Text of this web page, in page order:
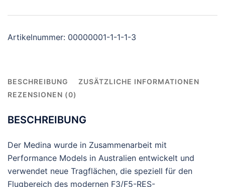
2m
Menge
Artikelnummer: 00000001-1-1-1-3
BESCHREIBUNG
ZUSÄTZLICHE INFORMATIONEN
REZENSIONEN (0)
BESCHREIBUNG
Der Medina wurde in Zusammenarbeit mit
Performance Models in Australien entwickelt und
verwendet neue Tragflächen, die speziell für den
Flugbereich des modernen F3/F5-RES-